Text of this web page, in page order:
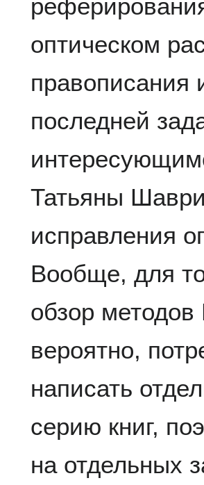
оптическом
правописания
последней
Татьяны
исправления
Вообще, для
обзор
вероятно,
написать
серию книг,
на отдельных